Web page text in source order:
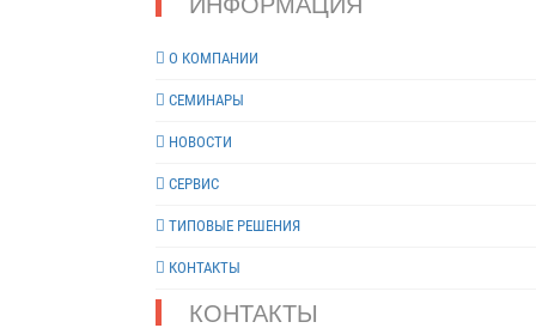
О КОМПАНИИ
СЕМИНАРЫ
НОВОСТИ
СЕРВИС
ТИПОВЫЕ РЕШЕНИЯ
КОНТАКТЫ
КОНТАКТЫ